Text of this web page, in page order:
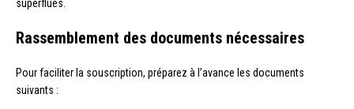
superflues.
Rassemblement des documents nécessaires
Pour faciliter la souscription, préparez à l’avance les documents
suivants :